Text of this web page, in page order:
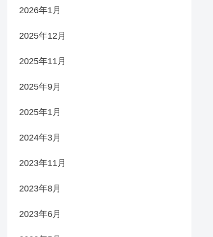
2026年1月
2025年12月
2025年11月
2025年9月
2025年1月
2024年3月
2023年11月
2023年8月
2023年6月